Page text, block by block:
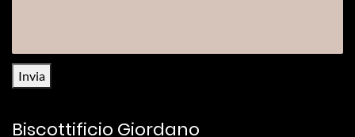
Invia
Biscottificio Giordano